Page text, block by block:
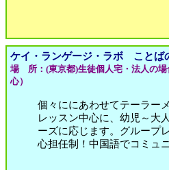
ケイ・ランゲージ・ラボ ことば
場 所：(東京都)生徒個人宅・法人の場
心）
個々ににあわせてテーラー
レッスン中心に、幼児～大
ーズに応じます。グループ
心担任制！中国語でコミュ